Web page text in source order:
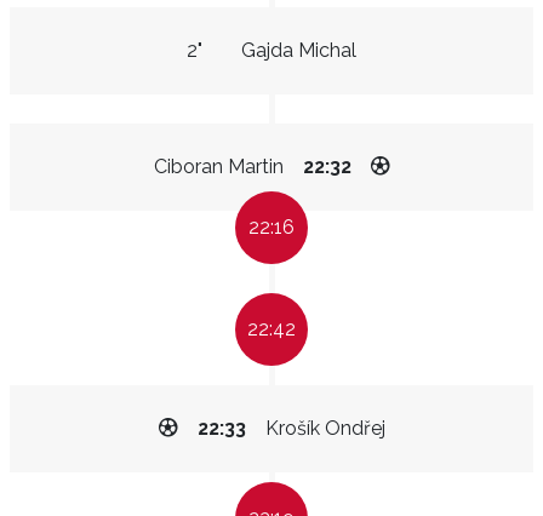
Gajda Michal
2"
Ciboran Martin 22:32
22:16
22:42
Krošík Ondřej
22:33